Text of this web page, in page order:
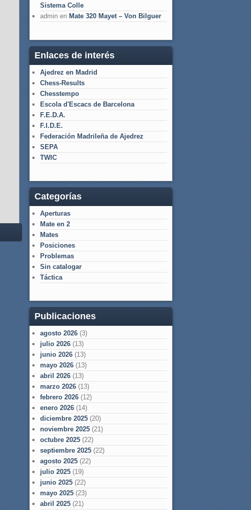
Sistema Colle
admin en Mate 320 Mayet – Von Bilguer
Enlaces de interés
Ajedrez en Madrid
Chess-Results
Chesstempo
Escola d'Escacs de Barcelona
F.E.D.A.
F.I.D.E.
Federación Madrileña de Ajedrez
SEPA
TWIC
Categorías
Aperturas
Mate en 2
Mates
Posiciones
Problemas
Sin catalogar
Táctica
Publicaciones
agosto 2026 (3)
julio 2026 (13)
junio 2026 (13)
mayo 2026 (13)
abril 2026 (13)
marzo 2026 (13)
febrero 2026 (12)
enero 2026 (14)
diciembre 2025 (20)
noviembre 2025 (21)
octubre 2025 (22)
septiembre 2025 (22)
agosto 2025 (22)
julio 2025 (19)
junio 2025 (22)
mayo 2025 (23)
abril 2025 (21)